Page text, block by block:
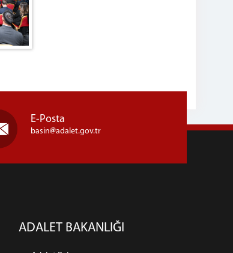
E-Posta
basin adalet.gov.tr
ADALET BAKANLIĞI